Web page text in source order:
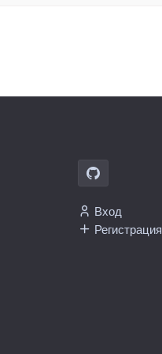
Вход
Регистрация